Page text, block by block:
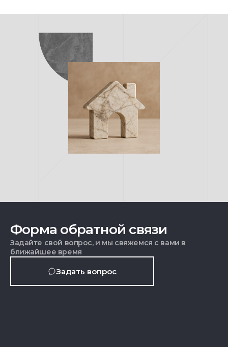
Форма обратной связи
Задайте свой вопрос, и мы свяжемся с вами в
ближайшее время
Задать вопрос